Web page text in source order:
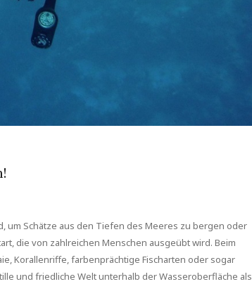
um Schätze aus den Tiefen des Meeres zu bergen oder
die von zahlreichen Menschen ausgeübt wird. Beim
Korallenriffe, farbenprächtige Fischarten oder sogar
und friedliche Welt unterhalb der Wasseroberfläche als